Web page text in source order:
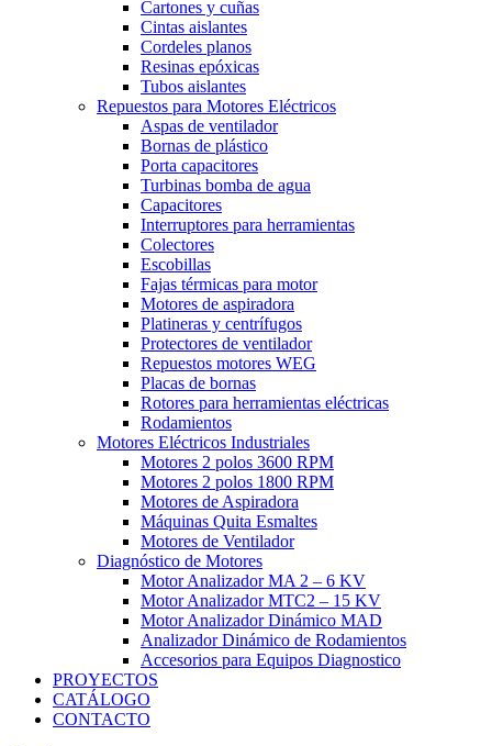
Cartones y cuñas
Cintas aislantes
Cordeles planos
Resinas epóxicas
Tubos aislantes
Repuestos para Motores Eléctricos
Aspas de ventilador
Bornas de plástico
Porta capacitores
Turbinas bomba de agua
Capacitores
Interruptores para herramientas
Colectores
Escobillas
Fajas térmicas para motor
Motores de aspiradora
Platineras y centrífugos
Protectores de ventilador
Repuestos motores WEG
Placas de bornas
Rotores para herramientas eléctricas
Rodamientos
Motores Eléctricos Industriales
Motores 2 polos 3600 RPM
Motores 2 polos 1800 RPM
Motores de Aspiradora
Máquinas Quita Esmaltes
Motores de Ventilador
Diagnóstico de Motores
Motor Analizador MA 2 – 6 KV
Motor Analizador MTC2 – 15 KV
Motor Analizador Dinámico MAD
Analizador Dinámico de Rodamientos
Accesorios para Equipos Diagnostico
PROYECTOS
CATÁLOGO
CONTACTO